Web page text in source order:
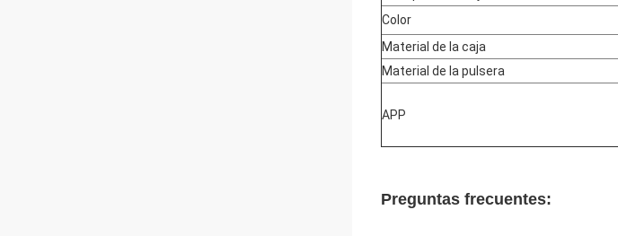
Color
Material de la caja
Material de la pulsera
APP
Preguntas frecuentes: